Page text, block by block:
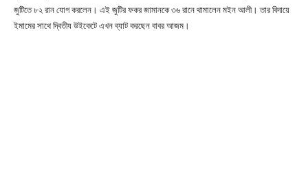
জুটিতে ৮২ রান যোগ করলেন। এই জুটির ফকর জামানকে ৩৬ রানে থামালেন মইন আলী। তার বিদায়ে
ইমামের সাথে দ্বিতীয উইকেটে এখন ব্যাট করছেন বাবর আজম।